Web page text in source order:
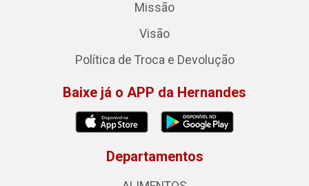
Missão
Visão
Política de Troca e Devolução
Baixe já o APP da Hernandes
Departamentos